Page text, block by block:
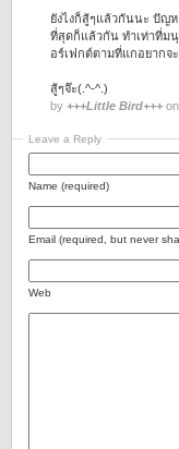
ยังไงก็สู้ๆแล้วกันนะ ปัญ
ที่สุดก็แล้วกัน ทำเท่าที่ม
อร์เฟกต์ตามที่แกอยากจ
สู้ๆจ๊ะ(.^-^.)
by +++Little Bird+++ on
Leave a Reply
Name (required)
Email (required, but never
Web